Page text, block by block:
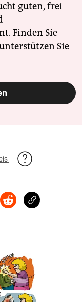
guten, frei
Finden Sie
Sie